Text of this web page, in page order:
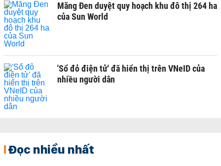
Măng Đen duyệt quy hoạch khu đô thị 264 ha
của Sun World
'Sổ đỏ điện tử' đã hiển thị trên VNeID của
nhiều người dân
Đọc nhiều nhất